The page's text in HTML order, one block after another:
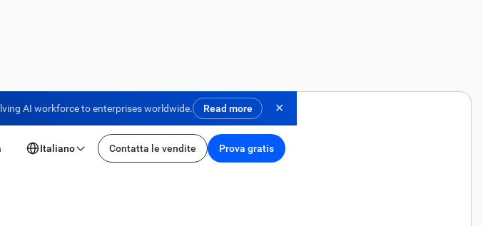
AI workforce to enterprises worldwide. Read more ✕
Italiano Contatta le vendite
Prova gratis